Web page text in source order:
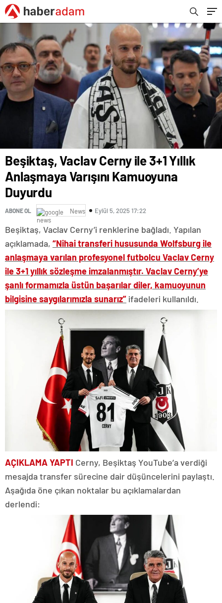
Beşiktaş, Vaclav Cerny ile 3+1 Yıllık
Anlaşmaya Varışını Kamuoyuna
Duyurdu
ABONE OL News Eylül 5, 2025 17:22
Beşiktaş, Vaclav Cerny’i renklerine bağladı. Yapılan
açıklamada, “Nihai transferi hususunda Wolfsburg ile
anlaşmaya varılan profesyonel futbolcu Vaclav Cerny
ile 3+1 yıllık sözleşme imzalanmıştır. Vaclav Cerny’ye
şanlı formamızla üstün başarılar diler, kamuoyunun
bilgisine saygılarımızla sunarız” ifadeleri kullanıldı.
AÇIKLAMA YAPTI Cerny, Beşiktaş YouTube’a verdiği
mesajda transfer sürecine dair düşüncelerini paylaştı.
Aşağıda öne çıkan noktalar bu açıklamalardan
derlendi: